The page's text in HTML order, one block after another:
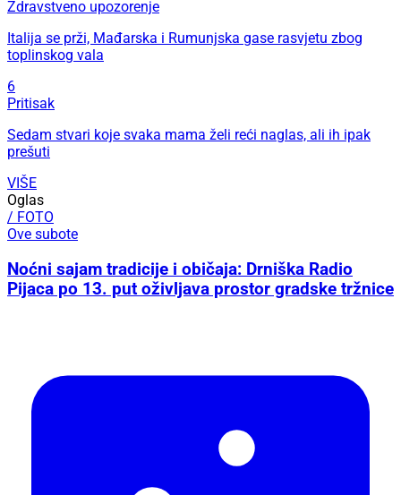
Zdravstveno upozorenje
Italija se prži, Mađarska i Rumunjska gase rasvjetu zbog
toplinskog vala
6
Pritisak
Sedam stvari koje svaka mama želi reći naglas, ali ih ipak
prešuti
VIŠE
Oglas
/ FOTO
Ove subote
Noćni sajam tradicije i običaja: Drniška Radio
Pijaca po 13. put oživljava prostor gradske tržnice